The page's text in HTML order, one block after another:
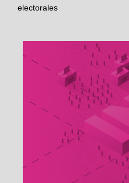
electorales